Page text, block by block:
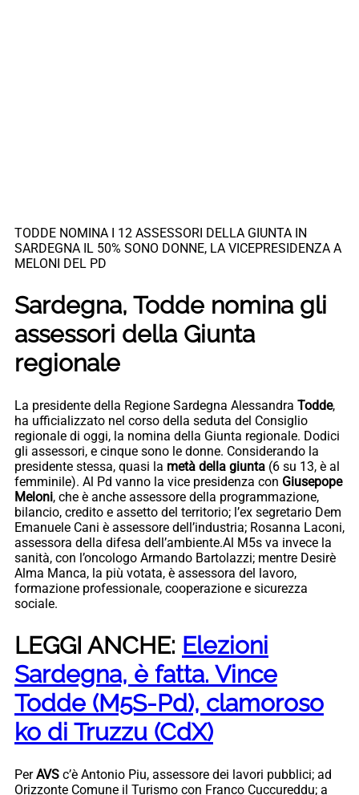
TODDE NOMINA I 12 ASSESSORI DELLA GIUNTA IN
SARDEGNA IL 50% SONO DONNE, LA VICEPRESIDENZA A
MELONI DEL PD
Sardegna, Todde nomina gli
assessori della Giunta
regionale
La presidente della Regione Sardegna Alessandra Todde,
ha ufficializzato nel corso della seduta del Consiglio
regionale di oggi, la nomina della Giunta regionale. Dodici
gli assessori, e cinque sono le donne. Considerando la
presidente stessa, quasi la metà della giunta (6 su 13, è al
femminile). Al Pd vanno la vice presidenza con Giusepope
Meloni, che è anche assessore della programmazione,
bilancio, credito e assetto del territorio; l’ex segretario Dem
Emanuele Cani è assessore dell’industria; Rosanna Laconi,
assessora della difesa dell’ambiente.Al M5s va invece la
sanità, con l’oncologo Armando Bartolazzi; mentre Desirè
Alma Manca, la più votata, è assessora del lavoro,
formazione professionale, cooperazione e sicurezza
sociale.
LEGGI ANCHE: Elezioni
Sardegna, è fatta. Vince
Todde (M5S-Pd), clamoroso
ko di Truzzu (CdX)
PerAVS c’è Antonio Piu, assessore dei lavori pubblici; ad
Orizzonte Comune il Turismo con Franco Cuccureddu; a